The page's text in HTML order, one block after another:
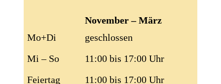
November – März
Mo+Di
Mi – So
Feiertag
geschlossen
11:00 bis 17:00 Uhr
11:00 bis 17:00 Uhr